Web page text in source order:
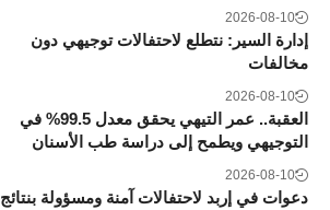
2026-08-10
إدارة السير: نتطلع لاحتفالات توجيهي دون
مخالفات
2026-08-10
العقبة.. عمر التيهي يحقق معدل 99.5% في
التوجيهي ويطمح إلى دراسة طب الأسنان
2026-08-10
دعوات في إربد لاحتفالات آمنة ومسؤولة بنتائج